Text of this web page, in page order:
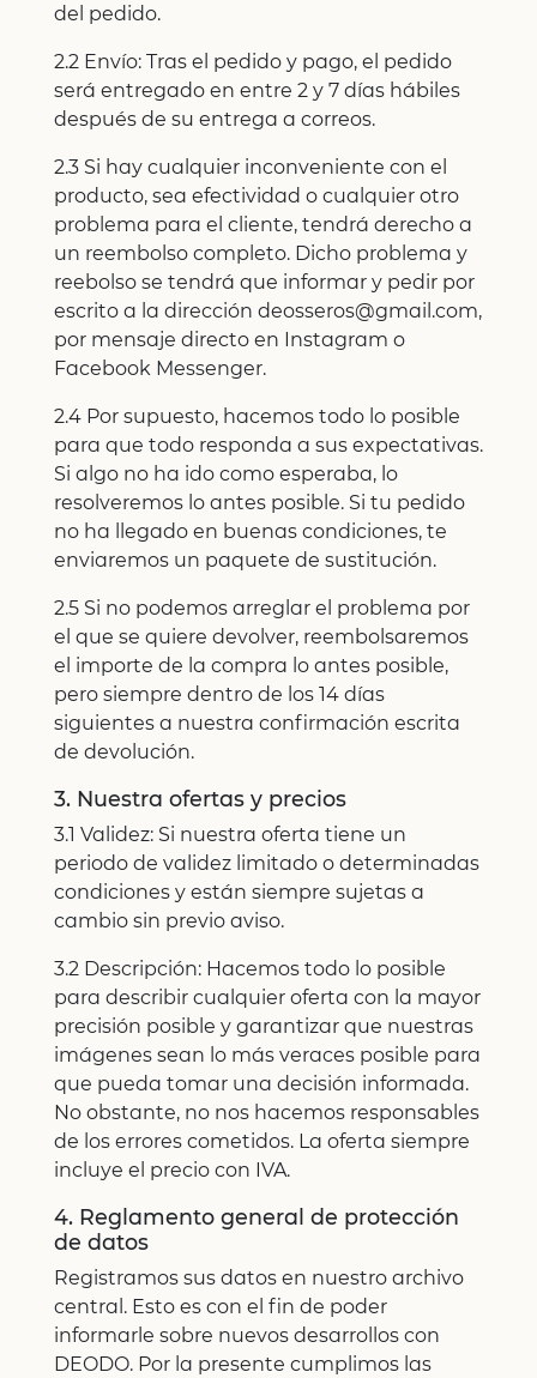
del pedido.
2.2 Envío: Tras el pedido y pago, el pedido
será entregado en entre 2 y 7 días hábiles
después de su entrega a correos.
2.3 Si hay cualquier inconveniente con el
producto, sea efectividad o cualquier otro
problema para el cliente, tendrá derecho a
un reembolso completo. Dicho problema y
reebolso se tendrá que informar y pedir por
escrito a la dirección deosseros@gmail.com,
por mensaje directo en Instagram o
Facebook Messenger.
2.4 Por supuesto, hacemos todo lo posible
para que todo responda a sus expectativas.
Si algo no ha ido como esperaba, lo
resolveremos lo antes posible. Si tu pedido
no ha llegado en buenas condiciones, te
enviaremos un paquete de sustitución.
2.5 Si no podemos arreglar el problema por
el que se quiere devolver, reembolsaremos
el importe de la compra lo antes posible,
pero siempre dentro de los 14 días
siguientes a nuestra confirmación escrita
de devolución.
3. Nuestra ofertas y precios
3.1 Validez: Si nuestra oferta tiene un
periodo de validez limitado o determinadas
condiciones y están siempre sujetas a
cambio sin previo aviso.
3.2 Descripción: Hacemos todo lo posible
para describir cualquier oferta con la mayor
precisión posible y garantizar que nuestras
imágenes sean lo más veraces posible para
que pueda tomar una decisión informada.
No obstante, no nos hacemos responsables
de los errores cometidos. La oferta siempre
incluye el precio con IVA.
4. Reglamento general de protección
de datos
Registramos sus datos en nuestro archivo
central. Esto es con el fin de poder
informarle sobre nuevos desarrollos con
DEODO. Por la presente cumplimos las